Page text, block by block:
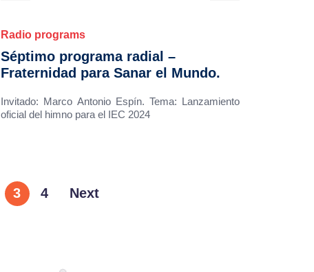
Radio programs
Séptimo programa radial –
Fraternidad para Sanar el Mundo.
Invitado: Marco Antonio Espín. Tema: Lanzamiento
oficial del himno para el IEC 2024
3 4 Next